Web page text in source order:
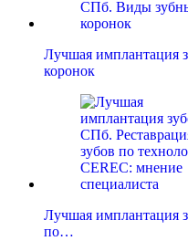
Лучшая имплантация
коронок
Лучшая имплантация
по…